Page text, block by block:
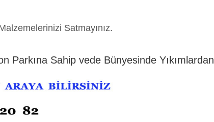
Satmayınız.
Parkına Sahip vede Bünyesinde Yıkımlardan